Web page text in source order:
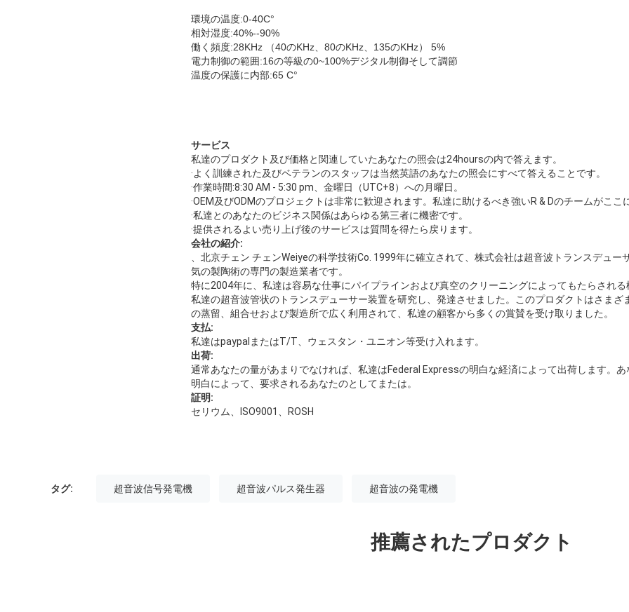
環境の温度:0-40C°
相対湿度:40%--90%
働く頻度:28KHz （40のKHz、80のKHz、135のKHz） 5%
電力制御の範囲:16の等級の0~100%デジタル制御そして調節
温度の保護に内部:65 C°
サービス
私達のプロダクト及び価格と関連していたあなたの照会は24hoursの内で答えます。
·よく訓練された及びベテランのスタッフは当然英語のあなたの照会にすべて答えることです。
·作業時間:8:30 AM - 5:30 pm、金曜日（UTC+8）への月曜日。
·OEM及びODMのプロジェクトは非常に歓迎されます。私達に助けるべき強いR & Dのチームがここ
·私達とのあなたのビジネス関係はあらゆる第三者に機密です。
·提供されるよい売り上げ後のサービスは質問を得たら戻ります。
会社の紹介:
、北京チェン チェンWeiyeの科学技術Co. 1999年に確立されて、株式会社は超音波トランスデュー
気の製陶術の専門の製造業者です。
特に2004年に、私達は容易な仕事にパイプラインおよび真空のクリーニングによってもたらされ
私達の超音波管状のトランスデューサー装置を研究し、発達させました。このプロダクトはさまざ
の蒸留、組合せおよび製造所で広く利用されて、私達の顧客から多くの賞賛を受け取りました。
支払:
私達はpaypalまたはT/T、ウェスタン・ユニオン等受け入れます。
出荷:
通常あなたの量があまりでなければ、私達はFederal Expressの明白な経済によって出荷します。
明白によって、要求されるあなたのとしてまたは。
証明:
セリウム、ISO9001、ROSH
タグ: 超音波信号発電機 超音波パルス発生器 超音波の発電機
推薦されたプロダクト